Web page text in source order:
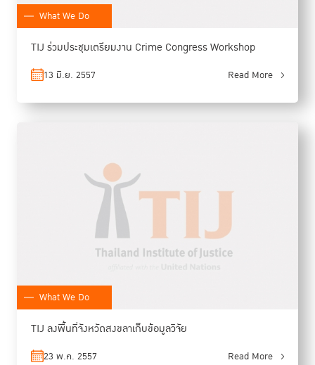
What We Do
TIJ ร่วมประชุมเตรียมงาน Crime Congress Workshop
13 มิ.ย. 2557 Read More
What We Do
TIJ ลงพื้นที่จังหวัดสงขลาเก็บข้อมูลวิจัย
23 พ.ค. 2557 Read More